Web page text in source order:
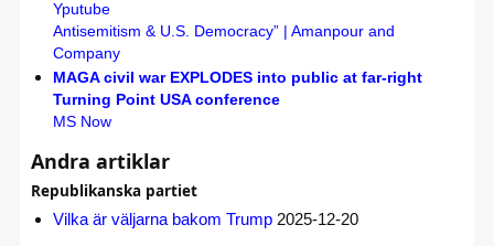
Yputube
Antisemitism & U.S. Democracy” | Amanpour and
Company
MAGA civil war EXPLODES into public at far-right
Turning Point USA conference
MS Now
Andra artiklar
Republikanska partiet
Vilka är väljarna bakom Trump 2025-12-20